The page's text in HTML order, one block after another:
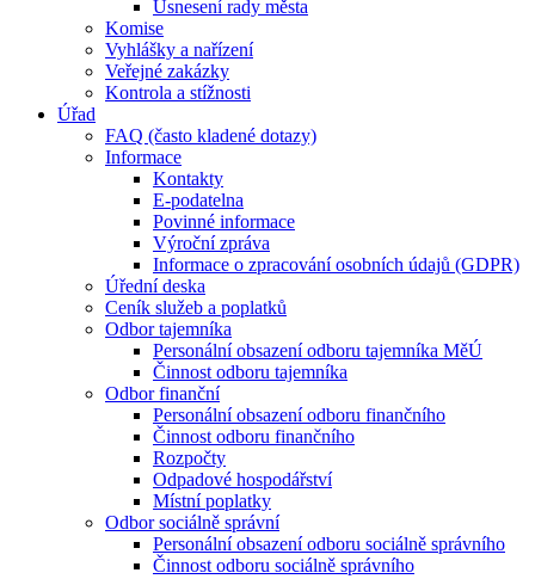
Usnesení rady města
Komise
Vyhlášky a nařízení
Veřejné zakázky
Kontrola a stížnosti
Úřad
FAQ (často kladené dotazy)
Informace
Kontakty
E-podatelna
Povinné informace
Výroční zpráva
Informace o zpracování osobních údajů (GDPR)
Úřední deska
Ceník služeb a poplatků
Odbor tajemníka
Personální obsazení odboru tajemníka MěÚ
Činnost odboru tajemníka
Odbor finanční
Personální obsazení odboru finančního
Činnost odboru finančního
Rozpočty
Odpadové hospodářství
Místní poplatky
Odbor sociálně správní
Personální obsazení odboru sociálně správního
Činnost odboru sociálně správního